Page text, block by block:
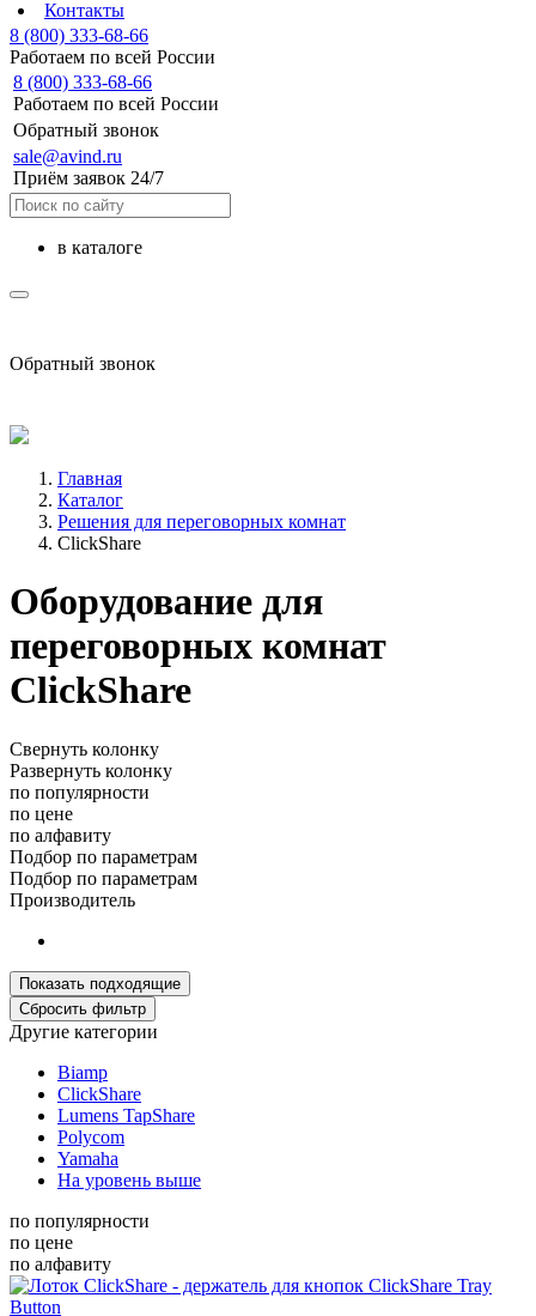
Контакты
8 (800) 333-68-66
Работаем по всей России
8 (800) 333-68-66
Работаем по всей России
Обратный звонок
sale@avind.ru
Приём заявок 24/7
в каталоге
Обратный звонок
Главная
Каталог
Решения для переговорных комнат
ClickShare
Оборудование для
переговорных комнат
ClickShare
Свернуть колонку
Развернуть колонку
по популярности
по цене
по алфавиту
Подбор по параметрам
Подбор по параметрам
Производитель
Другие категории
Biamp
ClickShare
Lumens TapShare
Polycom
Yamaha
На уровень выше
по популярности
по цене
по алфавиту